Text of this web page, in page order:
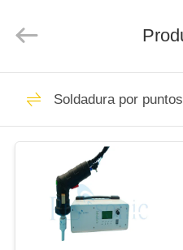
HOGAR
PRODUCTOS
SOBRE
NOSOTROS
Equipment
soldadura
ultrasónica
Soldadura por